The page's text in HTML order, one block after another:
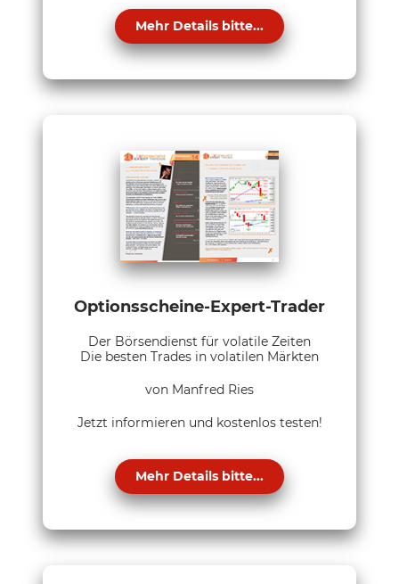
Mehr Details bitte...
Optionsscheine-Expert-Trader
Der Börsendienst für volatile Zeiten
Die besten Trades in volatilen Märkten
von Manfred Ries
Jetzt informieren und kostenlos testen!
Mehr Details bitte...